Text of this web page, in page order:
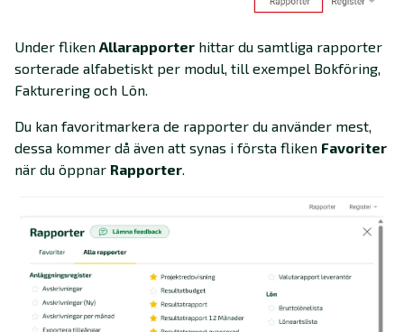
Under fliken Allarapporter hittar du samtliga rapporter
sorterade alfabetiskt per modul, till exempel Bokföring,
Fakturering och Lön.
Du kan favoritmarkera de rapporter du använder mest,
dessa kommer då även att synas i första fliken Favoriter
när du öppnar Rapporter.